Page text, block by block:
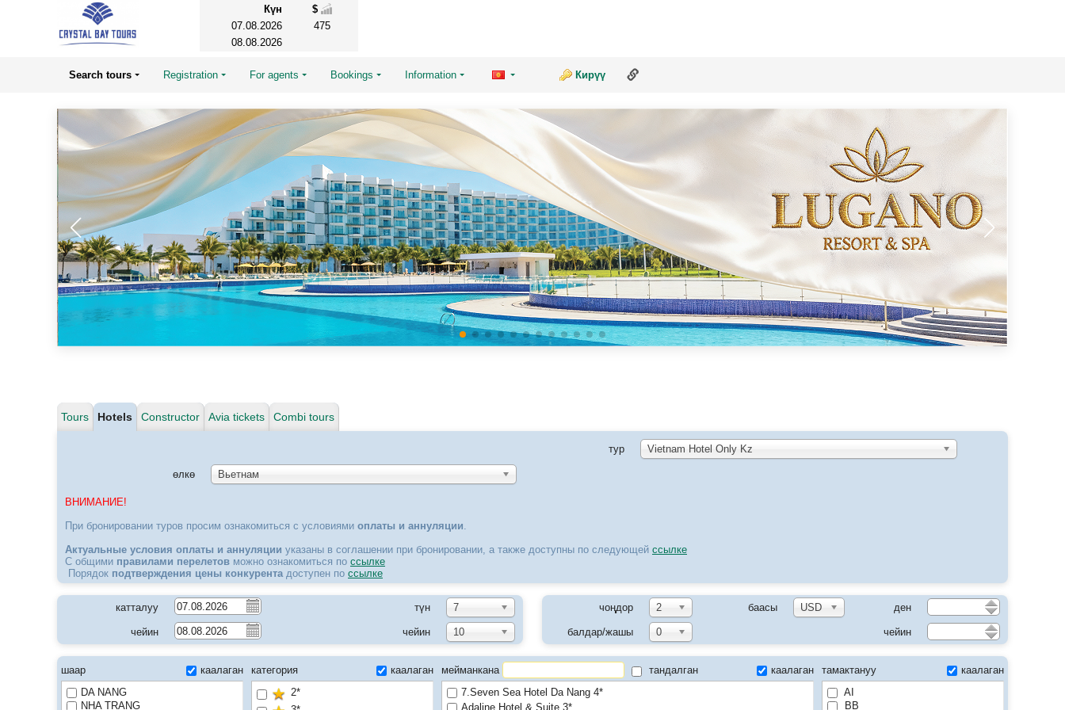
Күн
$
07.08.2026
475
08.08.2026
Search tours Registration For agents Bookings Information Кирүү
Tours Hotels Constructor Avia tickets Combi tours
өлкө Вьетнам
тур Vietnam Hotel Only Kz
ВНИМАНИЕ!
При бронировании туров просим ознакомиться с условиями оплаты и аннуляции.
Актуальные условия оплаты и аннуляции указаны в соглашении при бронировании, а также доступны по следующей ссылке
С общими правилами перелетов можно ознакомиться по ссылке
Порядок подтверждения цены конкурентадоступен по ссылке
катталуу түн 7
чейин чейин 10
чоңдор 2 баасы USD ден
балдар/жашы 0 чейин
шаар
каалаган
DA NANG
NHA TRANG
категория
каалаган
2*
мейманкана тандалган
каалаган
7.Seven Sea Hotel Da Nang 4*
Adaline Hotel & Suite 3*
тамактануу
каалаган
AI
BB